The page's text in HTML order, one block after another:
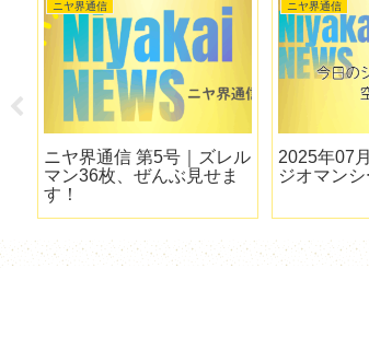
ニヤ界通信
ニヤ界通信 第5号｜ズレル
マン36枚、ぜんぶ見せま
す！
ニヤ界通信
2025年07
ジオマン